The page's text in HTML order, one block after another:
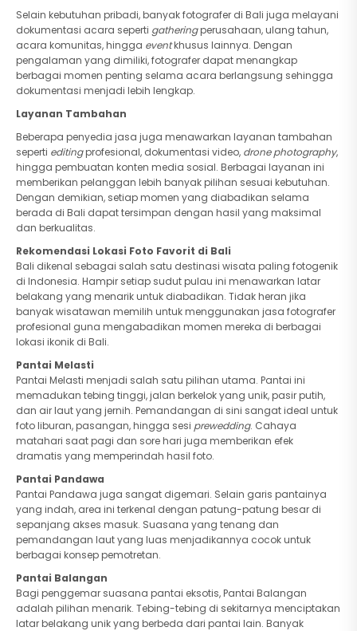
Selain kebutuhan pribadi, banyak fotografer di Bali juga melayani
dokumentasi acara seperti gatheringperusahaan, ulang tahun,
acara komunitas, hingga eventkhusus lainnya. Dengan
pengalaman yang dimiliki, fotografer dapat menangkap
berbagai momen penting selama acara berlangsung sehingga
dokumentasi menjadi lebih lengkap.
Layanan Tambahan
Beberapa penyedia jasa juga menawarkan layanan tambahan
seperti editingprofesional, dokumentasi video, drone photography,
hingga pembuatan konten media sosial. Berbagai layanan ini
memberikan pelanggan lebih banyak pilihan sesuai kebutuhan.
Dengan demikian, setiap momen yang diabadikan selama
berada di Bali dapat tersimpan dengan hasil yang maksimal
dan berkualitas.
Rekomendasi Lokasi Foto Favorit di Bali
Bali dikenal sebagai salah satu destinasi wisata paling fotogenik
di Indonesia. Hampir setiap sudut pulau ini menawarkan latar
belakang yang menarik untuk diabadikan. Tidak heran jika
banyak wisatawan memilih untuk menggunakan jasa fotografer
profesional guna mengabadikan momen mereka di berbagai
lokasi ikonik di Bali.
Pantai Melasti
Pantai Melasti menjadi salah satu pilihan utama. Pantai ini
memadukan tebing tinggi, jalan berkelok yang unik, pasir putih,
dan air laut yang jernih. Pemandangan di sini sangat ideal untuk
foto liburan, pasangan, hingga sesi prewedding. Cahaya
matahari saat pagi dan sore hari juga memberikan efek
dramatis yang memperindah hasil foto.
Pantai Pandawa
Pantai Pandawa juga sangat digemari. Selain garis pantainya
yang indah, area ini terkenal dengan patung-patung besar di
sepanjang akses masuk. Suasana yang tenang dan
pemandangan laut yang luas menjadikannya cocok untuk
berbagai konsep pemotretan.
Pantai Balangan
Bagi penggemar suasana pantai eksotis, Pantai Balangan
adalah pilihan menarik. Tebing-tebing di sekitarnya menciptakan
latar belakang unik yang berbeda dari pantai lain. Banyak